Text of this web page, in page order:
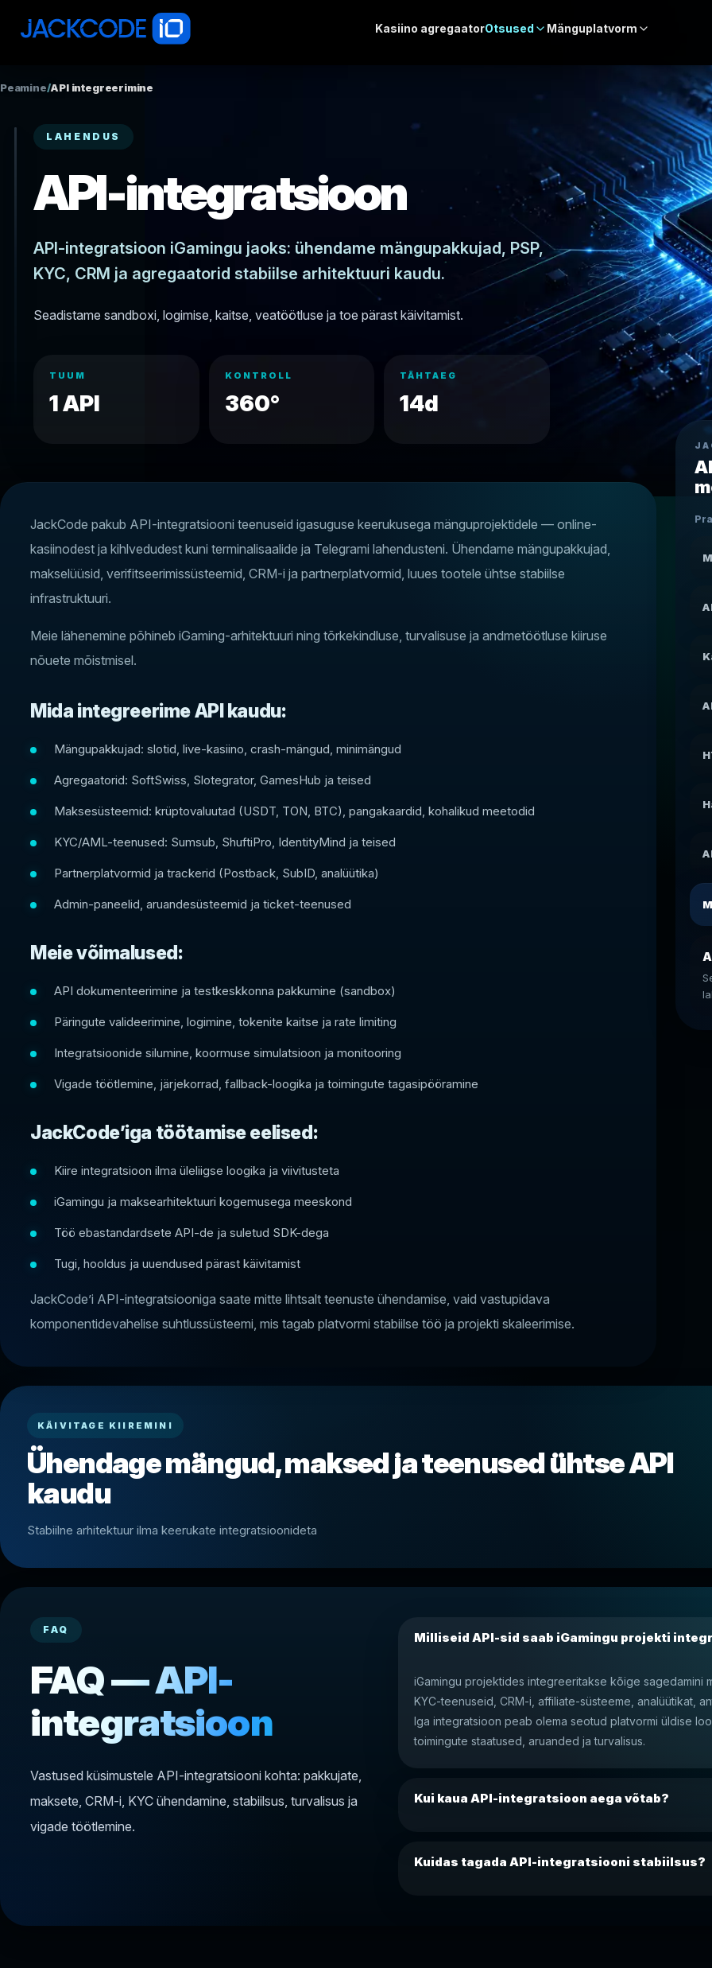
Kasiino agregaatorOtsused Mänguplatvorm
Peamine/API integreerimine
LAHENDUS
API-integratsioon
API-integratsioon iGamingu jaoks: ühendame mängupakkujad, PSP,
KYC, CRM ja agregaatorid stabiilse arhitektuuri kaudu.
Seadistame sandboxi, logimise, kaitse, veatöötluse ja toe pärast käivitamist.
TUUM
1 API
KONTROLL
360°
TÄHTAEG
14d
JackCode pakub API-integratsiooni teenuseid igasuguse keerukusega mänguprojektidele — online-
kasiinodest ja kihlvedudest kuni terminalisaalide ja Telegrami lahendusteni. Ühendame mängupakkujad,
makselüüsid, verifitseerimissüsteemid, CRM-i ja partnerplatvormid, luues tootele ühtse stabiilse
infrastruktuuri.
Meie lähenemine põhineb iGaming-arhitektuuri ning tõrkekindluse, turvalisuse ja andmetöötluse kiiruse
nõuete mõistmisel.
Mida integreerime API kaudu:
Mängupakkujad: slotid, live-kasiino, crash-mängud, minimängud
Agregaatorid: SoftSwiss, Slotegrator, GamesHub ja teised
Maksesüsteemid: krüptovaluutad (USDT, TON, BTC), pangakaardid, kohalikud meetodid
KYC/AML-teenused: Sumsub, ShuftiPro, IdentityMind ja teised
Partnerplatvormid ja trackerid (Postback, SubID, analüütika)
Admin-paneelid, aruandesüsteemid ja ticket-teenused
Meie võimalused:
API dokumenteerimine ja testkeskkonna pakkumine (sandbox)
Päringute valideerimine, logimine, tokenite kaitse ja rate limiting
Integratsioonide silumine, koormuse simulatsioon ja monitooring
Vigade töötlemine, järjekorrad, fallback-loogika ja toimingute tagasipööramine
JackCode’iga töötamise eelised:
Kiire integratsioon ilma üleliigse loogika ja viivitusteta
iGamingu ja maksearhitektuuri kogemusega meeskond
Töö ebastandardsete API-de ja suletud SDK-dega
Tugi, hooldus ja uuendused pärast käivitamist
JackCode’i API-integratsiooniga saate mitte lihtsalt teenuste ühendamise, vaid vastupidava
komponentidevahelise suhtlussüsteemi, mis tagab platvormi stabiilse töö ja projekti skaleerimise.
KÄIVITAGE KIIREMINI
Ühendage mängud, maksed ja teenused ühtse API
kaudu
Stabiilne arhitektuur ilma keerukate integratsioonideta
FAQ
FAQ — API-
integratsioon
Vastused küsimustele API-integratsiooni kohta: pakkujate,
maksete, CRM-i, KYC ühendamine, stabiilsus, turvalisus ja
vigade töötlemine.
Milliseid API-sid saab iGamingu projekti
iGamingu projektides integreeritakse kõige sagedamini
KYC-teenuseid, CRM-i, affiliate-süsteeme, analüütikat,
Iga integratsioon peab olema seotud platvormi üldise
toimingute staatused, aruanded ja turvalisus.
Kui kaua API-integratsioon aega võtab?
Kuidas tagada API-integratsiooni stabiilsus?